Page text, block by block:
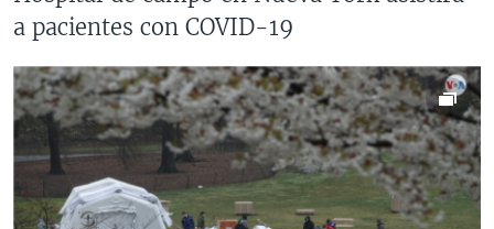
a pacientes con COVID-19